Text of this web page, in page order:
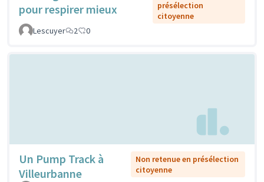
pour respirer mieux
présélection
citoyenne
Lescuyer
2 0
Un Pump Track à
Villeurbanne
Non retenue en présélection
citoyenne